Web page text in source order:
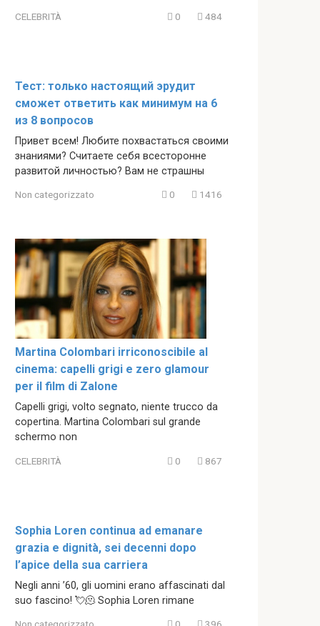
CELEBRITÀ 0 484
Тест: только настоящий эрудит
сможет ответить как минимум на 6
из 8 вопросов
Привет всем! Любите похвастаться своими
знаниями? Считаете себя всесторонне
развитой личностью? Вам не страшны
Non categorizzato 0 1416
Martina Colombari irriconoscibile al
cinema: capelli grigi e zero glamour
per il film di Zalone
Capelli grigi, volto segnato, niente trucco da
copertina. Martina Colombari sul grande
schermo non
CELEBRITÀ 0 867
Sophia Loren continua ad emanare
grazia e dignità, sei decenni dopo
l’apice della sua carriera
Negli anni ’60, gli uomini erano affascinati dal
suo fascino! 💘🫠 Sophia Loren rimane